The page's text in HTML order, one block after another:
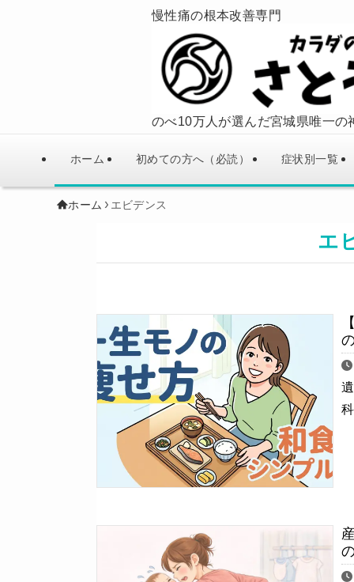
慢性痛の根本改善専門
のべ10万人が選んだ宮城県唯一の
ホーム 初めての方へ（必読） 症状別一覧
ホーム エビデンス
エ